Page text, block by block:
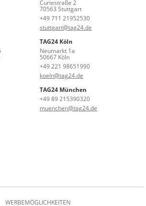
Curiestraße 2
70563 Stuttgart
+49 711 21952530
stuttgart@tag24.de
TAG24 Köln
Neumarkt 1a
50667 Köln
+49 221 98651990
koeln@tag24.de
TAG24 München
+49 89 215390320
muenchen@tag24.de
WERBEMÖGLICHKEITEN